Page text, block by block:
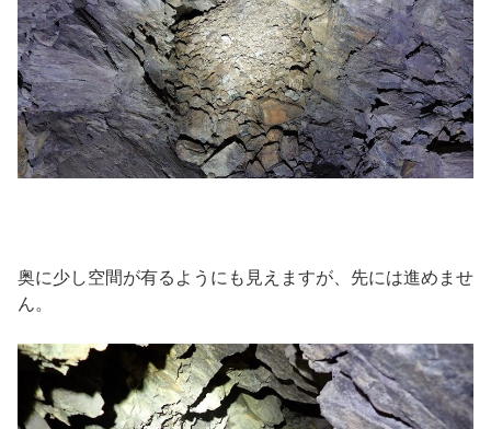
奥に少し空間が有るようにも見えますが、先には進めませ
ん。